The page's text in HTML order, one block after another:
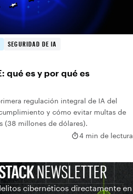
SEGURIDAD DE IA
qué es y por qué es
regulación integral de IA del
y cómo evitar multas de
(38 millones de dólares).
4 min de lectura
NEWSLETTER
cibernéticos directamente en